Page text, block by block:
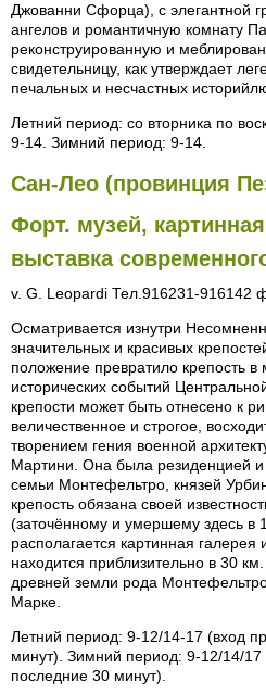
Джованни Сфорца), с элегантной
ангелов и романтичную комнату
реконструированную и
свидетельницу, как утверждает
печальных и несчастных
Летний период: со вторника по
9-14. Зимний период: 9-14.
Сан-Лео (провинция
Форт. музей,
выставка
v. G. Leopardi Тел.916231-916142
Осматривается изнутри
значительных и красивых
положение превратило крепость
исторических событий
крепости может быть отнесено к
величественное и строгое,
творением гения военной
Мартини. Она была резиденцией
семьи Монтефельтро, князей
крепость обязана своей
(заточённому и умершему здесь в
располагается картинная
находится приблизительно в 30
древней земли рода
Марке.
Летний период: 9-12/14-17 (вход
минут). Зимний период: 9-12/14/17
последние 30 минут).